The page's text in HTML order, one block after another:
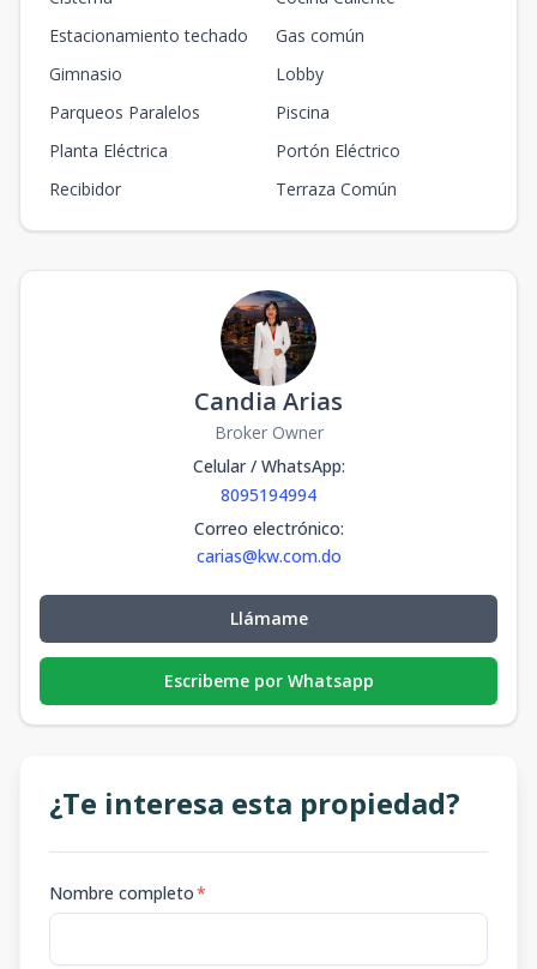
Estacionamiento techado
Gas común
Gimnasio
Lobby
Parqueos Paralelos
Piscina
Planta Eléctrica
Portón Eléctrico
Recibidor
Terraza Común
Candia Arias
Broker Owner
Celular / WhatsApp:
8095194994
Correo electrónico:
carias@kw.com.do
Llámame
Escribeme por Whatsapp
¿Te interesa esta propiedad?
Nombre completo*